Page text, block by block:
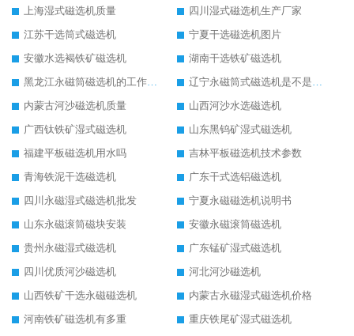
上海湿式磁选机质量
四川湿式磁选机生产厂家
江苏干选筒式磁选机
宁夏干选磁选机图片
安徽水选褐铁矿磁选机
湖南干选铁矿磁选机
黑龙江永磁筒磁选机的工作原理
辽宁永磁筒式磁选机是不是强磁
内蒙古河沙磁选机质量
山西河沙水选磁选机
广西钛铁矿湿式磁选机
山东黑钨矿湿式磁选机
福建平板磁选机用水吗
吉林平板磁选机技术参数
青海铁泥干选磁选机
广东干式选铝磁选机
四川永磁湿式磁选机批发
宁夏永磁磁选机说明书
山东永磁滚筒磁块安装
安徽永磁滚筒磁选机
贵州永磁湿式磁选机
广东锰矿湿式磁选机
四川优质河沙磁选机
河北河沙磁选机
山西铁矿干选永磁磁选机
内蒙古永磁湿式磁选机价格
河南铁矿磁选机有多重
重庆铁尾矿湿式磁选机